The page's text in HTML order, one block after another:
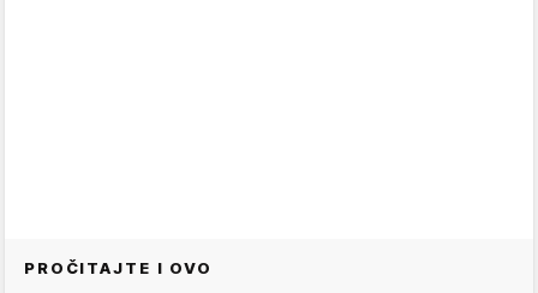
PROČITAJTE I OVO